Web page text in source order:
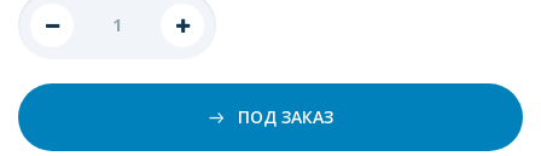
ПОД ЗАКАЗ